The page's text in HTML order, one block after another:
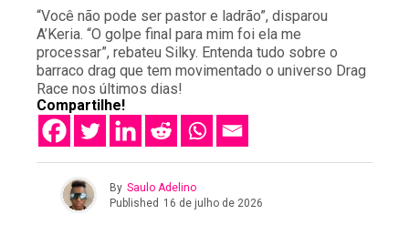
“Você não pode ser pastor e ladrão”, disparou
A’Keria. “O golpe final para mim foi ela me
processar”, rebateu Silky. Entenda tudo sobre o
barraco drag que tem movimentado o universo Drag
Race nos últimos dias!
Compartilhe!
By Saulo Adelino
Published 16 de julho de 2026